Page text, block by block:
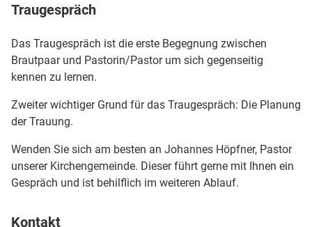
Traugespräch
Das Traugespräch ist die erste Begegnung zwischen
Brautpaar und Pastorin/Pastor um sich gegenseitig
kennen zu lernen.
Zweiter wichtiger Grund für das Traugespräch: Die Planung
der Trauung.
Wenden Sie sich am besten an Johannes Höpfner, Pastor
unserer Kirchengemeinde. Dieser führt gerne mit Ihnen ein
Gespräch und ist behilflich im weiteren Ablauf.
Kontakt